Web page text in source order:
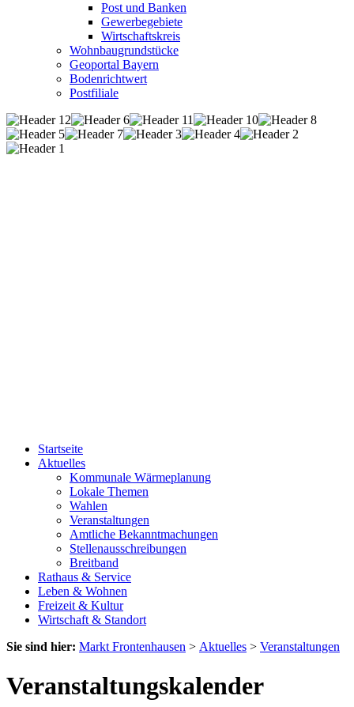
Post und Banken
Gewerbegebiete
Wirtschaftskreis
Wohnbaugrundstücke
Geoportal Bayern
Bodenrichtwert
Postfiliale
Startseite
Aktuelles
Kommunale Wärmeplanung
Lokale Themen
Wahlen
Veranstaltungen
Amtliche Bekanntmachungen
Stellenausschreibungen
Breitband
Rathaus & Service
Leben & Wohnen
Freizeit & Kultur
Wirtschaft & Standort
Sie sind hier: Markt Frontenhausen > Aktuelles > Veranstaltungen
Veranstaltungskalender